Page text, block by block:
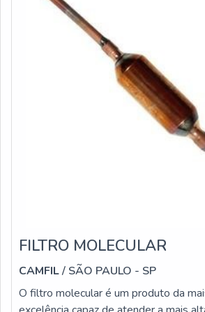
construídas por focar suas ações no
tendo escritório de alta qualidade
atividades e sala de treinamento com
sofisticados. Todos esses fatores,
equipe multidisciplinar de consultores
colaboradores eficientes, garante a
para os clientes com qualidade.
FILTRO MOLECULAR
CAMFIL/ SÃO PAULO - SP
O filtro molecular é um produto da